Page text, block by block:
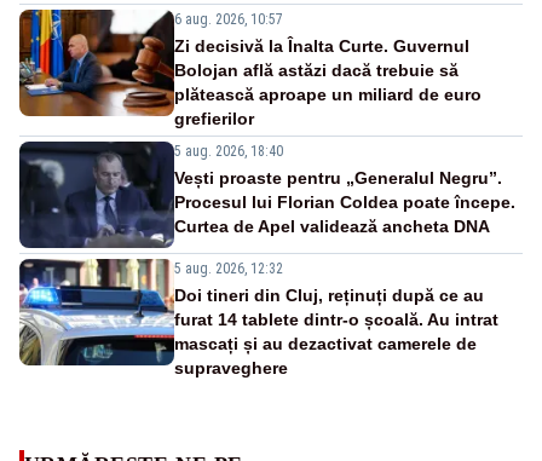
6 aug. 2026, 10:57
Zi decisivă la Înalta Curte. Guvernul
Bolojan află astăzi dacă trebuie să
plătească aproape un miliard de euro
grefierilor
5 aug. 2026, 18:40
Vești proaste pentru „Generalul Negru”.
Procesul lui Florian Coldea poate începe.
Curtea de Apel validează ancheta DNA
5 aug. 2026, 12:32
Doi tineri din Cluj, reținuți după ce au
furat 14 tablete dintr-o școală. Au intrat
mascați și au dezactivat camerele de
supraveghere